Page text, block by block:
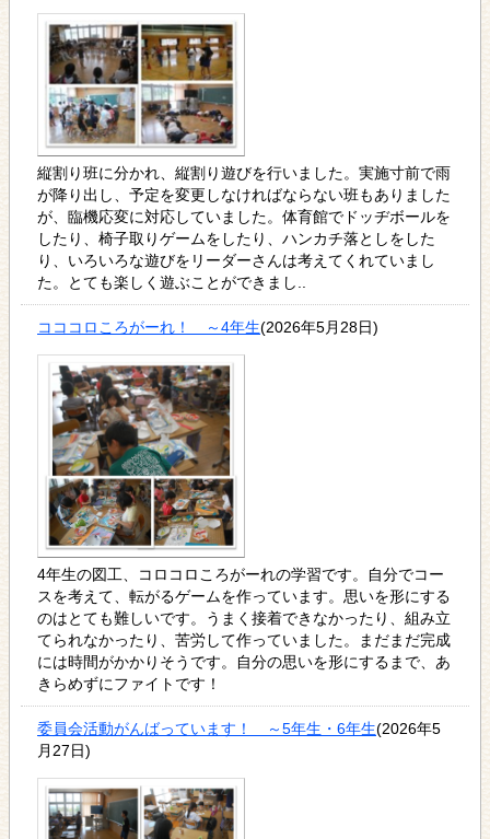
縦割り班に分かれ、縦割り遊びを行いました。実施寸前で雨
が降り出し、予定を変更しなければならない班もありました
が、臨機応変に対応していました。体育館でドッヂボールを
したり、椅子取りゲームをしたり、ハンカチ落としをした
り、いろいろな遊びをリーダーさんは考えてくれていまし
た。とても楽しく遊ぶことができまし..
コココロころがーれ！ ～4年生(2026年5月28日)
4年生の図工、コロコロころがーれの学習です。自分でコー
スを考えて、転がるゲームを作っています。思いを形にする
のはとても難しいです。うまく接着できなかったり、組み立
てられなかったり、苦労して作っていました。まだまだ完成
には時間がかかりそうです。自分の思いを形にするまで、あ
きらめずにファイトです！
委員会活動がんばっています！ ～5年生・6年生(2026年5
月27日)